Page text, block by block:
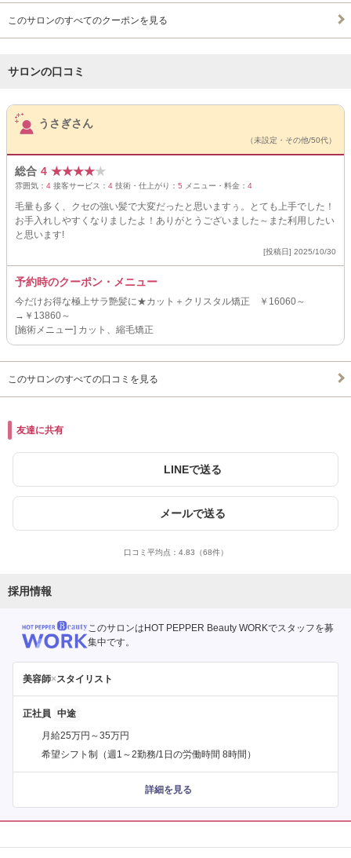
このサロンのすべてのクーポンを見る
サロンの口コミ
サロンPick Up
うさぎさん
（未設定・その他/50代）
総合 4 ★★★★★
雰囲気： 4 接客サービス： 4 技術・仕上がり： 5 メニュー・料金： 4
毛量も多く、クセの強い髪で大変だったと思いますぅ。とても上手でした！
お手入れしやすくなりましたよ！ありがとうございました～また利用したい
と思います!
[投稿日] 2025/10/30
予約時のクーポン・メニュー
今だけお得な極上サラ艶髪に★カット＋クリスタル矯正 ￥16060～
→￥13860～
[施術メニュー] カット、縮毛矯正
このサロンのすべての口コミを見る
友達に共有
LINEで送る
メールで送る
口コミ平均点： 4.83 （68件）
採用情報
このサロンはHOT PEPPER Beauty WORKでスタッフを募
集中です。
美容師×スタイリスト
正社員
月給25万円～35万円
希望シフト制（週1～2勤務/1日の労働時間 8時間）
詳細を見る